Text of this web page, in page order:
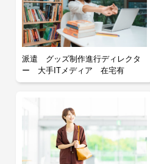
派遣 グッズ制作進行ディレクタ
ー 大手ITメディア 在宅有